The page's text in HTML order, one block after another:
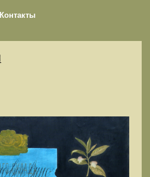
Контакты